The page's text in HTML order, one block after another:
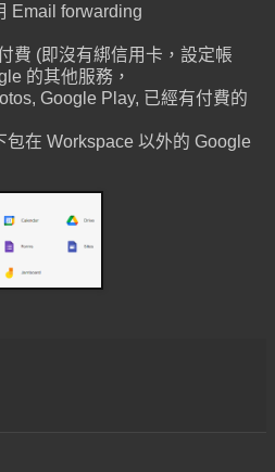
Email forwarding
費 (即沒有綁信用卡，設定帳
的其他服務，
Google Play, 已經有付費的
在 Workspace 以外的 Google